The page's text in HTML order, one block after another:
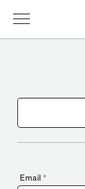
Email *